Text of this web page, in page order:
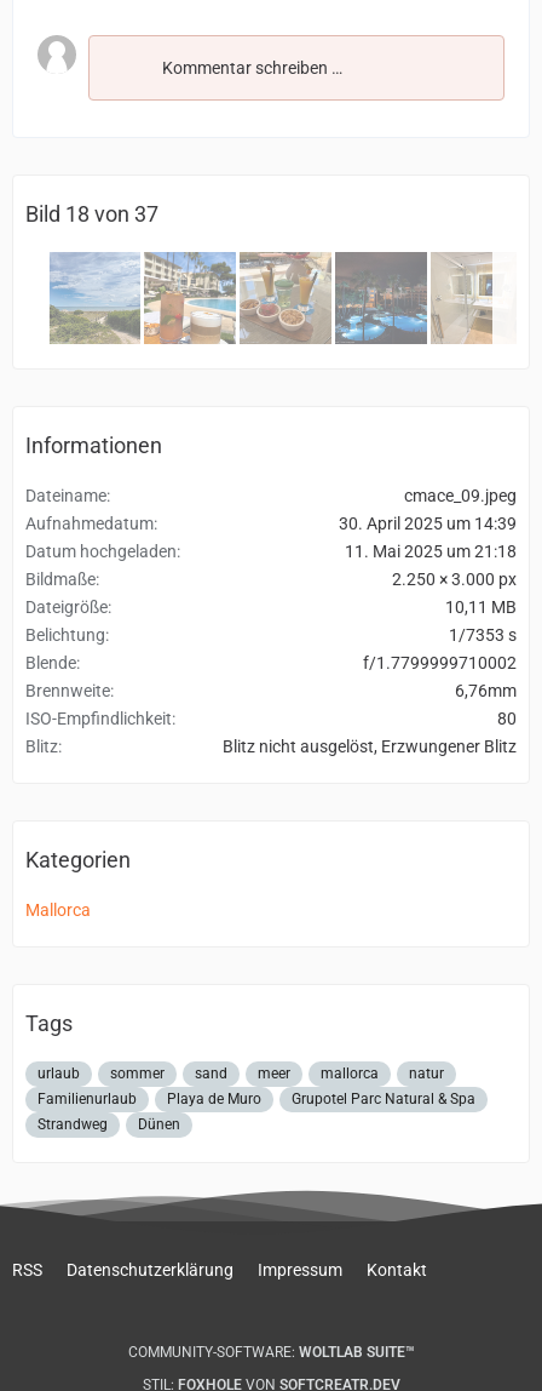
Kommentar schreiben …
Bild 18 von 37
Informationen
Dateiname
cmace_09.jpeg
Aufnahmedatum
30. April 2025 um 14:39
Datum hochgeladen
11. Mai 2025 um 21:18
Bildmaße
2.250 × 3.000 px
Dateigröße
10,11 MB
Belichtung
1/7353 s
Blende
f/1.7799999710002
Brennweite
6,76mm
ISO-Empfindlichkeit
80
Blitz
Blitz nicht ausgelöst, Erzwungener Blitz
Kategorien
Mallorca
Tags
urlaub sommer sand meer mallorca
natur
Familienurlaub
Playa de Muro
Grupotel Parc Natural & Spa
Strandweg
Dünen
RSS Datenschutzerklärung Impressum Kontakt
COMMUNITY-SOFTWARE: WOLTLAB SUITE™
STIL: FOXHOLEVON SOFTCREATR.DEV